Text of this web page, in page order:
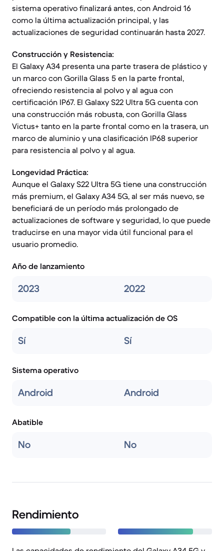
sistema operativo finalizará antes, con Android 16
como la última actualización principal, y las
actualizaciones de seguridad continuarán hasta 2027.
Construcción y Resistencia:
El Galaxy A34 presenta una parte trasera de plástico y
un marco con Gorilla Glass 5 en la parte frontal,
ofreciendo resistencia al polvo y al agua con
certificación IP67. El Galaxy S22 Ultra 5G cuenta con
una construcción más robusta, con Gorilla Glass
Victus+ tanto en la parte frontal como en la trasera, un
marco de aluminio y una clasificación IP68 superior
para resistencia al polvo y al agua.
Longevidad Práctica:
Aunque el Galaxy S22 Ultra 5G tiene una construcción
más premium, el Galaxy A34 5G, al ser más nuevo, se
beneficiará de un período más prolongado de
actualizaciones de software y seguridad, lo que puede
traducirse en una mayor vida útil funcional para el
usuario promedio.
Año de lanzamiento
2023 2022
Compatible con la última actualización de OS
Sí Sí
Sistema operativo
Android Android
Abatible
No No
Rendimiento